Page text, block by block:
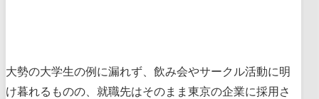
大勢の大学生の例に漏れず、飲み会やサークル活動に明
け暮れるものの、就職先はそのまま東京の企業に採用さ